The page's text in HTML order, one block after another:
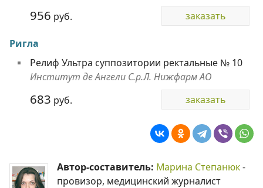
956 руб. заказать
Ригла
Релиф Ультра суппозитории ректальные № 10
Институт де Ангели С.р.Л. Нижфарм АО
683 руб. заказать
Автор-составитель: Марина Степанюк-
провизор, медицинский журналист